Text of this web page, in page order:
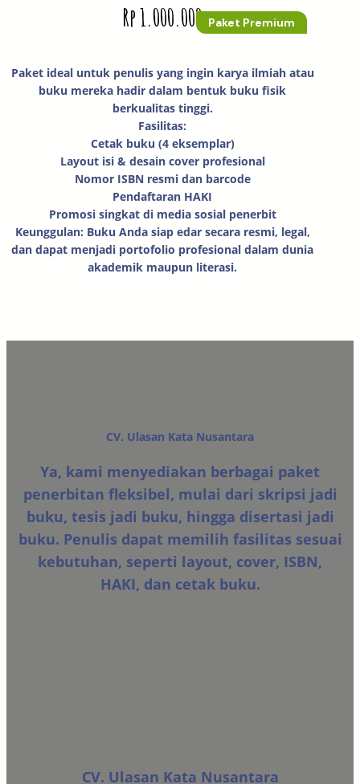
Paket Premium
Rp 1.000.000
Paket ideal untuk penulis yang ingin karya ilmiah atau
buku mereka hadir dalam bentuk buku fisik
berkualitas tinggi.
Fasilitas:
Cetak buku (4 eksemplar)
Layout isi & desain cover profesional
Nomor ISBN resmi dan barcode
Pendaftaran HAKI
Promosi singkat di media sosial penerbit
Keunggulan: Buku Anda siap edar secara resmi, legal,
dan dapat menjadi portofolio profesional dalam dunia
akademik maupun literasi.
CV. Ulasan Kata Nusantara
Ya, kami menyediakan berbagai paket
penerbitan fleksibel, mulai dari skripsi jadi
buku, tesis jadi buku, hingga disertasi jadi
buku. Penulis dapat memilih fasilitas sesuai
kebutuhan, seperti layout, cover, ISBN,
HAKI, dan cetak buku.
CV. Ulasan Kata Nusantara